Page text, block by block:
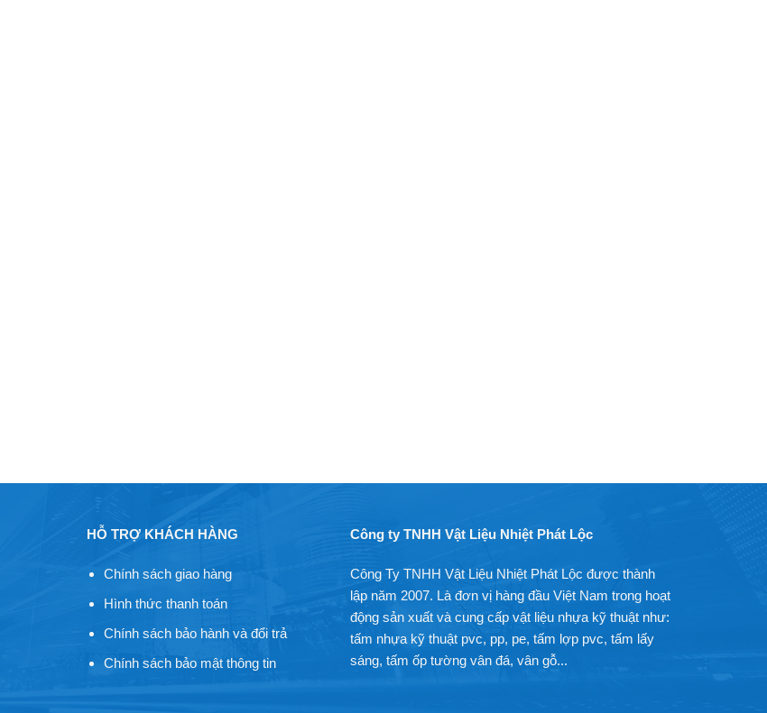
HỖ TRỢ KHÁCH HÀNG
Chính sách giao hàng
Hình thức thanh toán
Chính sách bảo hành và đổi trả
Chính sách bảo mật thông tin
Công ty TNHH Vật Liệu Nhiệt Phát Lộc
Công Ty TNHH Vật Liệu Nhiệt Phát Lộc được thành
lập năm 2007. Là đơn vị hàng đầu Việt Nam trong hoạt
động sản xuất và cung cấp vật liệu nhựa kỹ thuật như:
tấm nhựa kỹ thuật pvc, pp, pe, tấm lợp pvc, tấm lấy
sáng, tấm ốp tường vân đá, vân gỗ...